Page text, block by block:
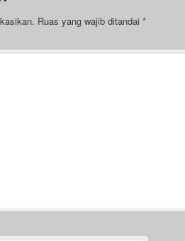
Ruas yang wajib ditandai *